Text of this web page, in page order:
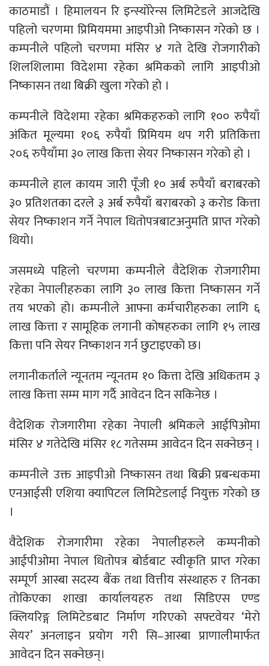
काठमाडौं । हिमालयन रि इन्स्योरेन्स लिमिटेडले आजदेखि
पहिलो चरणमा प्रिमियममा आइपीओ निष्कासन गरेको छ ।
कम्पनीले पहिलो चरणमा मंसिर ४ गते देखि रोजगारीको
शिलशिलामा विदेशमा रहेका श्रमिकको लागि आइपीओ
निष्कासन तथा बिक्री खुला गरेको हो ।
कम्पनीले विदेशमा रहेका श्रमिकहरुको लागि १०० रुपैयाँ
अंकित मूल्यमा १०६ रुपैयाँ प्रिमियम थप गरी प्रतिकित्ता
२०६ रुपैयाँमा ३० लाख कित्ता सेयर निष्कासन गरेको हो ।
कम्पनीले हाल कायम जारी पूँजी १० अर्ब रुपैयाँ बराबरको
३० प्रतिशतका दरले ३ अर्ब रुपैयाँ बराबरको ३ करोड कित्ता
सेयर निष्काशन गर्ने नेपाल धितोपत्रबाटअनुमति प्राप्त गरेको
थियो।
जसमध्ये पहिलो चरणमा कम्पनीले वैदेशिक रोजगारीमा
रहेका नेपालीहरुका लागि ३० लाख कित्ता निष्कासन गर्ने
तय भएको हो। कम्पनीले आफ्ना कर्मचारीहरुका लागि ६
लाख कित्ता र सामूहिक लगानी कोषहरुका लागि १५ लाख
कित्ता पनि सेयर निष्काशन गर्न छुटाइएको छ।
लगानीकर्ताले न्यूनतम न्यूनतम १० कित्ता देखि अधिकतम ३
लाख कित्ता सम्म माग गर्दै आवेदन दिन सकिनेछ ।
वैदेशिक रोजगारीमा रहेका नेपाली श्रमिकले आईपिओमा
मंसिर ४ गतेदेखि मंसिर १८ गतेसम्म आवेदन दिन सक्नेछन् ।
कम्पनीले उक्त आइपीओ निष्कासन तथा बिक्री प्रबन्धकमा
एनआईसी एशिया क्यापिटल लिमिटेडलाई नियुक्त गरेको छ
।
वैदेशिक रोजगारीमा रहेका नेपालीहरुले कम्पनीको
आईपीओमा नेपाल धितोपत्र बोर्डबाट स्वीकृति प्राप्त गरेका
सम्पूर्ण आस्बा सदस्य बैंक तथा वित्तीय संस्थाहरु र तिनका
तोकिएका शाखा कार्यालयहरु तथा सिडिएस एण्ड
क्लियरिङ्ग लिमिटेडबाट निर्माण गरिएको सफ्टवेयर ‘मेरो
सेयर’ अनलाइन प्रयोग गरी सि–आस्बा प्राणालीमार्फत
आवेदन दिन सक्नेछन्।